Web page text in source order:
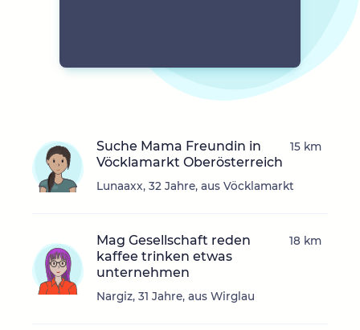
Suche Mama Freundin in
Vöcklamarkt Oberösterreich
Lunaaxx, 32 Jahre, aus Vöcklamarkt
15 km
Mag Gesellschaft reden
kaffee trinken etwas
unternehmen
Nargiz, 31 Jahre, aus Wirglau
18 km